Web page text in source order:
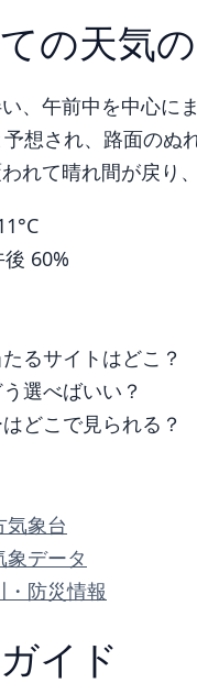
の天気
、午前中を中心に
想され、路面のぬ
れて晴れ間が戻り
60%
るサイトはどこ？
選べばいい？
どこで見られる？
気象台
データ
・防災情報
イド